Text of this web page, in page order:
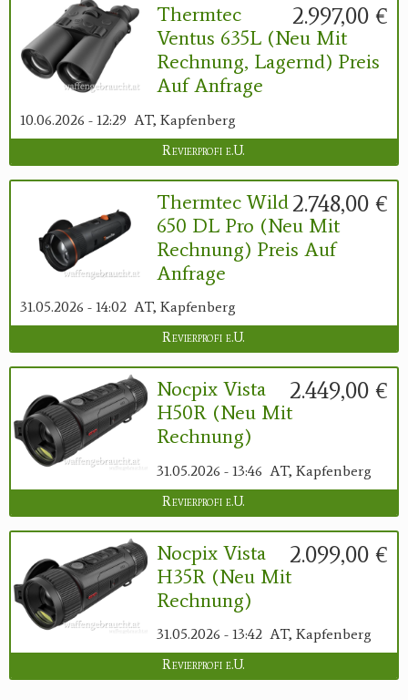
2.997,00 €
Thermtec
Ventus 635L (neu Mit
Rechnung, Lagernd) Preis
Auf Anfrage
10.06.2026 - 12:29 AT, Kapfenberg
Revierprofi e.U.
2.748,00 €
Thermtec Wild
650 DL Pro (neu Mit
Rechnung) Preis Auf
Anfrage
31.05.2026 - 14:02 AT, Kapfenberg
Revierprofi e.U.
2.449,00 €
Nocpix Vista
H50R (neu Mit
Rechnung)
31.05.2026 - 13:46 AT, Kapfenberg
Revierprofi e.U.
2.099,00 €
Nocpix Vista
H35R (neu Mit
Rechnung)
31.05.2026 - 13:42 AT, Kapfenberg
Revierprofi e.U.